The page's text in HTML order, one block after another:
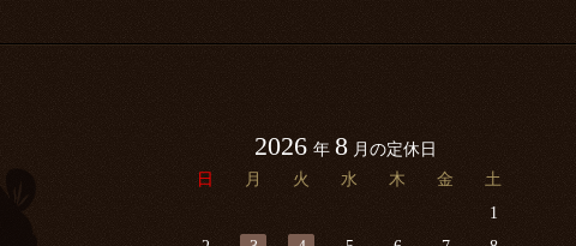
2026 年 8 月の定休日
日
月 火 水 木 金
土
1